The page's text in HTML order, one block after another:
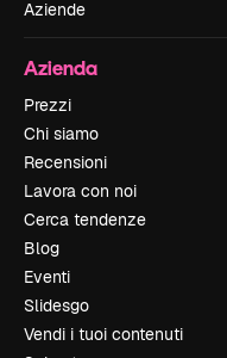
Aziende
Azienda
Prezzi
Chi siamo
Recensioni
Lavora con noi
Cerca tendenze
Blog
Eventi
Slidesgo
Vendi i tuoi contenuti